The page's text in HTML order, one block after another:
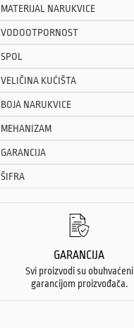
MATERIJAL NARUKVICE
VODOOTPORNOST
SPOL
VELIČINA KUĆIŠTA
BOJA NARUKVICE
MEHANIZAM
GARANCIJA
ŠIFRA
GARANCIJA
Svi proizvodi su obuhvaćeni
garancijom proizvođača.